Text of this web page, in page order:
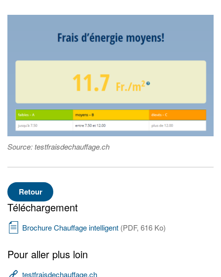
Source: testfraisdechauffage.ch
Retour
Téléchargement
Brochure Chauffage intelligent (PDF, 616 Ko)
Pour aller plus loin
testfraisdechauffage.ch